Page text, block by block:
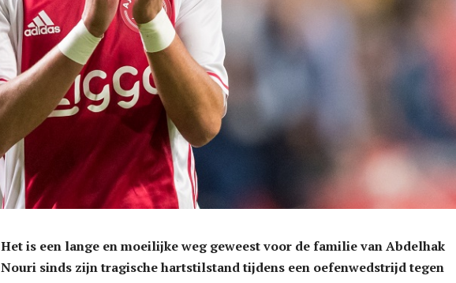
Het is een lange en moeilijke weg geweest voor de familie van Abdelhak
Nouri sinds zijn tragische hartstilstand tijdens een oefenwedstrijd tegen